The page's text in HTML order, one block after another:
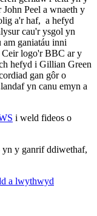
Peel a wnaeth y
a'r haf, a hefyd
cau'r ysgol yn
ganiatáu inni
Ceir logo'r BBC ar y
hefyd i Gillian Green
gan gôr o
yn canu emyn a
i weld fideos o
y ganrif ddiwethaf,
a lwythwyd